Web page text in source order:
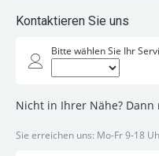
Kontaktieren Sie uns
Bitte wählen Sie Ihr
Nicht in Ihrer Nähe?
Sie erreichen uns: Mo-Fr 9-18